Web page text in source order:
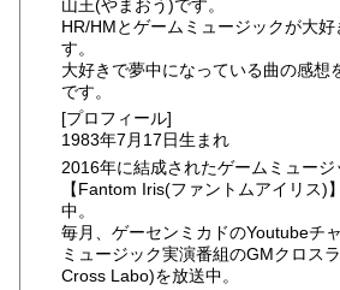
山王(やまおう)です。
HR/HMとゲームミュージックが大
す。
大好きで夢中になっている曲の感想
です。
[プロフィール]
1983年7月17日生まれ
2016年に結成されたゲームミュージ
【Fantom Iris(ファントムアイリス)
中。
毎月、ゲーセンミカドのYoutubeチ
ミュージック実演番組のGMクロス
Cross Labo)を放送中。